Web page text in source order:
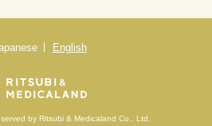
English
by Ritsubi & Medicaland Co., Ltd.